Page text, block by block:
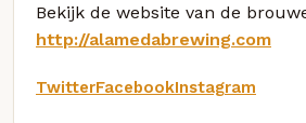
Bekijk de website van de
http://alamedabrewing.com
TwitterFacebookInstagram